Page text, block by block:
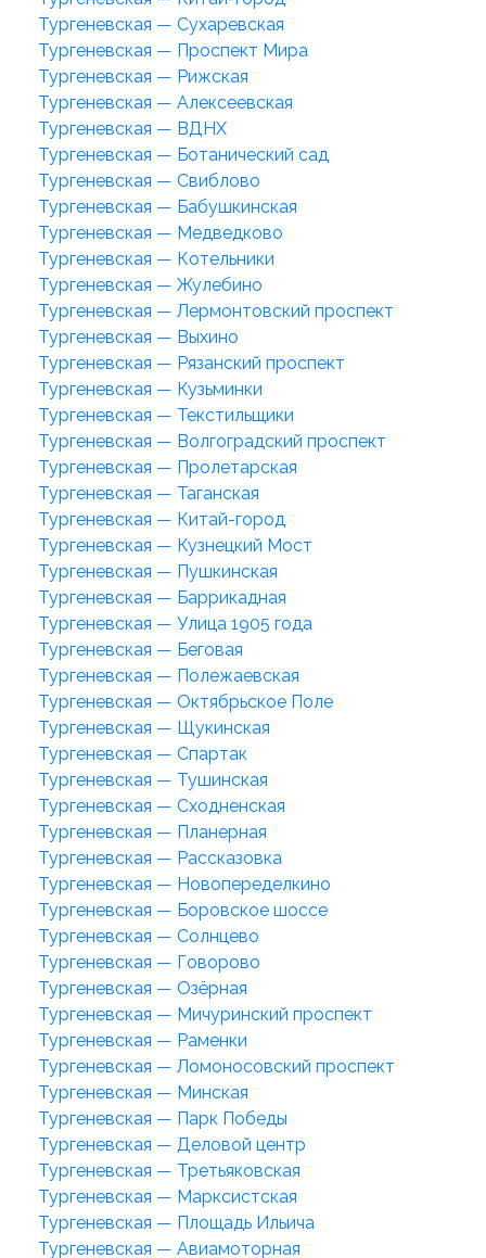
Тургеневская — Сухаревская
Тургеневская — Проспект Мира
Тургеневская — Рижская
Тургеневская — Алексеевская
Тургеневская — ВДНХ
Тургеневская — Ботанический сад
Тургеневская — Свиблово
Тургеневская — Бабушкинская
Тургеневская — Медведково
Тургеневская — Котельники
Тургеневская — Жулебино
Тургеневская — Лермонтовский проспект
Тургеневская — Выхино
Тургеневская — Рязанский проспект
Тургеневская — Кузьминки
Тургеневская — Текстильщики
Тургеневская — Волгоградский проспект
Тургеневская — Пролетарская
Тургеневская — Таганская
Тургеневская — Китай-город
Тургеневская — Кузнецкий Мост
Тургеневская — Пушкинская
Тургеневская — Баррикадная
Тургеневская — Улица 1905 года
Тургеневская — Беговая
Тургеневская — Полежаевская
Тургеневская — Октябрьское Поле
Тургеневская — Щукинская
Тургеневская — Спартак
Тургеневская — Тушинская
Тургеневская — Сходненская
Тургеневская — Планерная
Тургеневская — Рассказовка
Тургеневская — Новопеределкино
Тургеневская — Боровское шоссе
Тургеневская — Солнцево
Тургеневская — Говорово
Тургеневская — Озёрная
Тургеневская — Мичуринский проспект
Тургеневская — Раменки
Тургеневская — Ломоносовский проспект
Тургеневская — Минская
Тургеневская — Парк Победы
Тургеневская — Деловой центр
Тургеневская — Третьяковская
Тургеневская — Марксистская
Тургеневская — Площадь Ильича
Тургеневская — Авиамоторная